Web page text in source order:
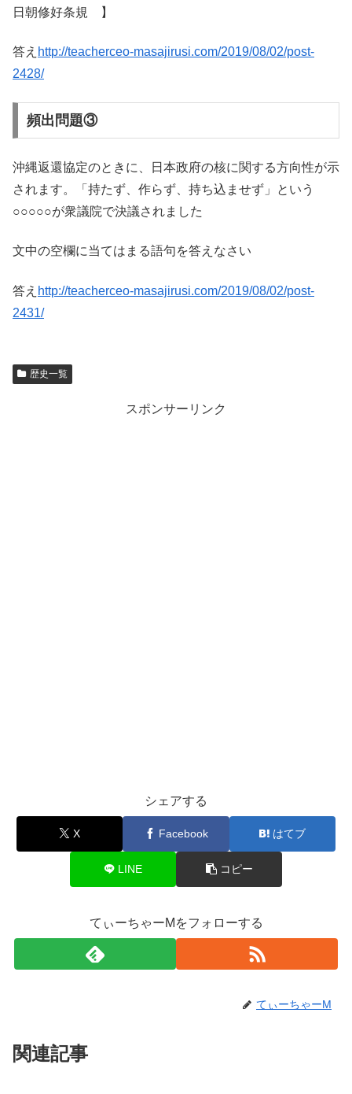
日朝修好条規 】
答え http://teacherceo-masajirusi.com/2019/08/02/post-
2428/
頻出問題③
沖縄返還協定のときに、日本政府の核に関する方向性が示
されます。「持たず、作らず、持ち込ませず」という
○○○○○が衆議院で決議されました
文中の空欄に当てはまる語句を答えなさい
答え http://teacherceo-masajirusi.com/2019/08/02/post-
2431/
歴史一覧
スポンサーリンク
シェアする
X Facebook はてブ
LINE コピー
てぃーちゃーMをフォローする
てぃーちゃーM
関連記事